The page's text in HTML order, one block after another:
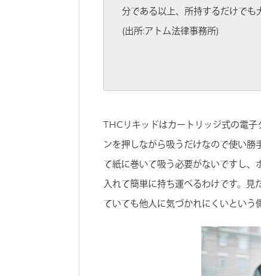
分である以上、所持するだけでも
(出所:アトム法律事務所)
THCリキッドはカートリッジ式の電
ンを押しながら吸うだけなので使い
て紙に巻いて吸う必要がないですし
入れて簡単に持ち運べるわけです。
ていても他人に気づかれにくいという